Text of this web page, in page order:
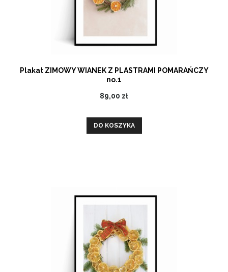
Plakat ZIMOWY WIANEK Z PLASTRAMI POMARAŃCZY
no.1
89,00 zł
DO KOSZYKA